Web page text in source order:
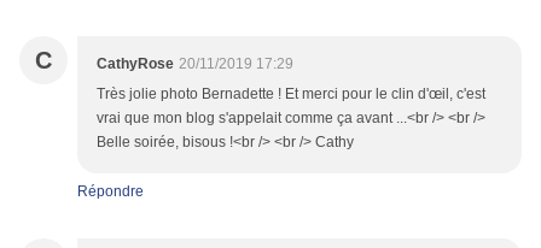
C CathyRose 20/11/2019 17:29
Très jolie photo Bernadette ! Et merci pour le clin d'œil, c'est
vrai que mon blog s'appelait comme ça avant ...<br /> <br />
Belle soirée, bisous !<br /> <br /> Cathy
Répondre